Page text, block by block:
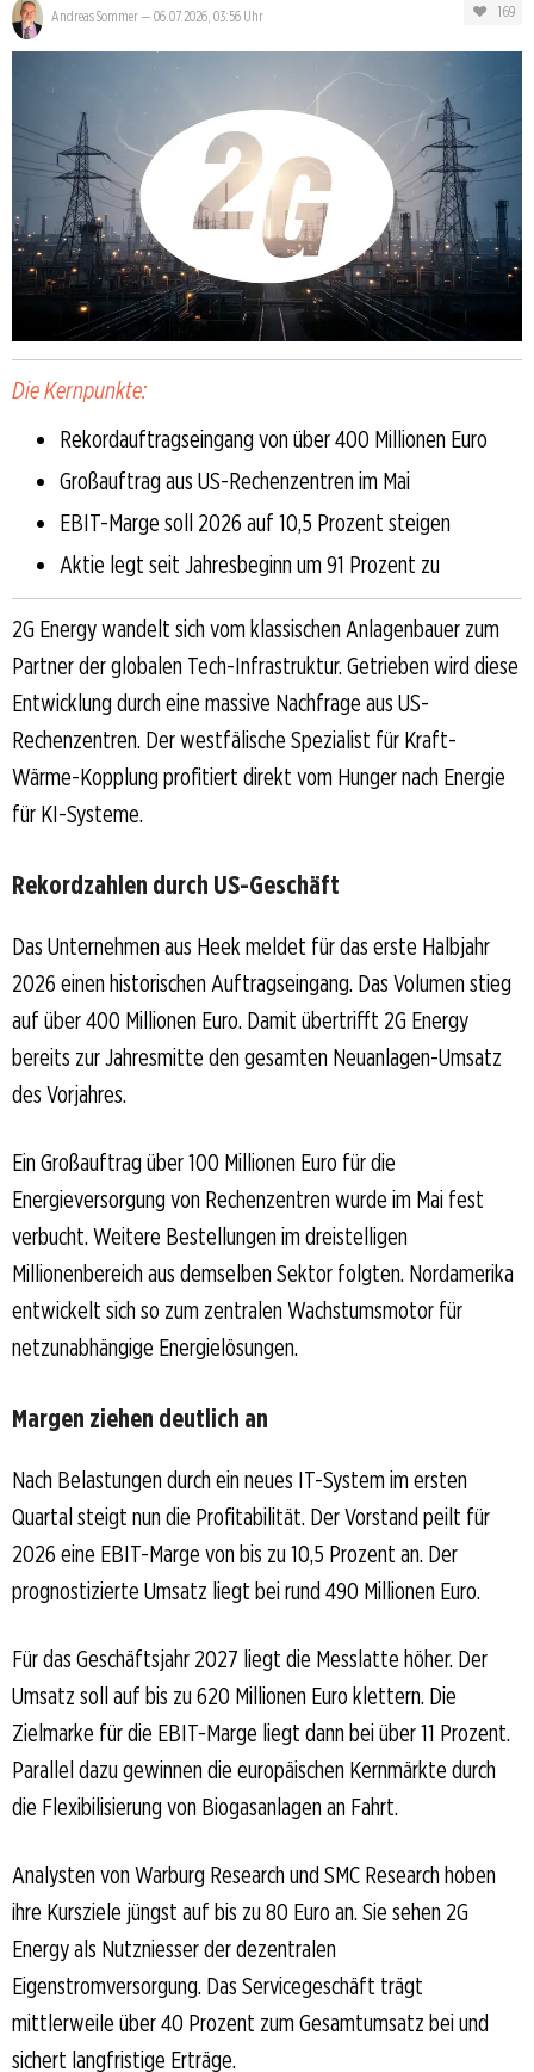
Andreas Sommer— 06.07.2026, 03:56 Uhr 169
Die Kernpunkte:
Rekordauftragseingang von über 400 Millionen Euro
Großauftrag aus US-Rechenzentren im Mai
EBIT-Marge soll 2026 auf 10,5 Prozent steigen
Aktie legt seit Jahresbeginn um 91 Prozent zu
2G Energy wandelt sich vom klassischen Anlagenbauer zum
Partner der globalen Tech-Infrastruktur. Getrieben wird diese
Entwicklung durch eine massive Nachfrage aus US-
Rechenzentren. Der westfälische Spezialist für Kraft-
Wärme-Kopplung profitiert direkt vom Hunger nach Energie
für KI-Systeme.
Rekordzahlen durch US-Geschäft
Das Unternehmen aus Heek meldet für das erste Halbjahr
2026 einen historischen Auftragseingang. Das Volumen stieg
auf über 400 Millionen Euro. Damit übertrifft 2G Energy
bereits zur Jahresmitte den gesamten Neuanlagen-Umsatz
des Vorjahres.
Ein Großauftrag über 100 Millionen Euro für die
Energieversorgung von Rechenzentren wurde im Mai fest
verbucht. Weitere Bestellungen im dreistelligen
Millionenbereich aus demselben Sektor folgten. Nordamerika
entwickelt sich so zum zentralen Wachstumsmotor für
netzunabhängige Energielösungen.
Margen ziehen deutlich an
Nach Belastungen durch ein neues IT-System im ersten
Quartal steigt nun die Profitabilität. Der Vorstand peilt für
2026 eine EBIT-Marge von bis zu 10,5 Prozent an. Der
prognostizierte Umsatz liegt bei rund 490 Millionen Euro.
Für das Geschäftsjahr 2027 liegt die Messlatte höher. Der
Umsatz soll auf bis zu 620 Millionen Euro klettern. Die
Zielmarke für die EBIT-Marge liegt dann bei über 11 Prozent.
Parallel dazu gewinnen die europäischen Kernmärkte durch
die Flexibilisierung von Biogasanlagen an Fahrt.
Analysten von Warburg Research und SMC Research hoben
ihre Kursziele jüngst auf bis zu 80 Euro an. Sie sehen 2G
Energy als Nutzniesser der dezentralen
Eigenstromversorgung. Das Servicegeschäft trägt
mittlerweile über 40 Prozent zum Gesamtumsatz bei und
sichert langfristige Erträge.